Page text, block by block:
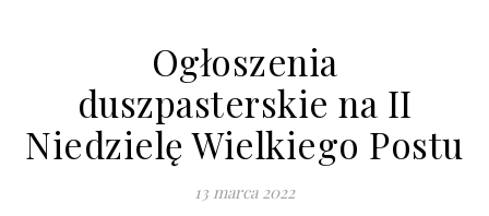
Ogłoszenia
duszpasterskie na II
Niedzielę Wielkiego Postu
13 marca 2022